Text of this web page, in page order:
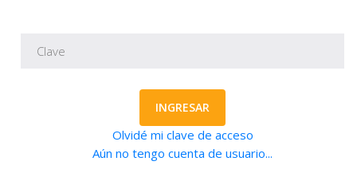
INGRESAR
Olvidé mi clave de acceso
Aún no tengo cuenta de usuario...